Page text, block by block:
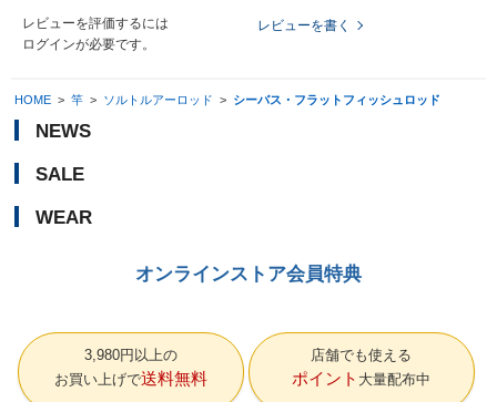
レビューを評価するには
ログインが必要です。
レビューを書く
HOME > 竿 > ソルトルアーロッド > シーバス・フラットフィッシュロッド
NEWS
SALE
WEAR
オンラインストア会員特典
3,980円以上の
お買い上げで送料無料
店舗でも使える
ポイント 大量配布中